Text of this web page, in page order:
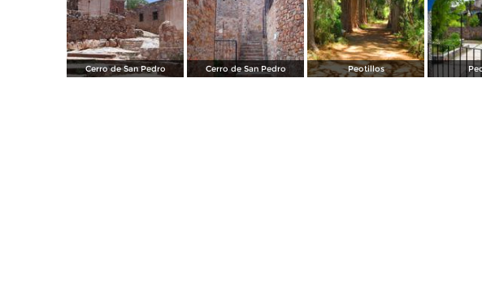
Cerro de San Pedro Cerro de San Pedro Peotillos